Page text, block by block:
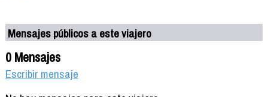
Mensajes públicos a este viajero
0 Mensajes
Escribir mensaje